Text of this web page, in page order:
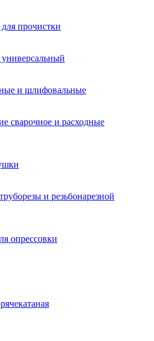
прочистки
и шлифовальные
сварочное и расходные
и резьбонарезной
опрессовки